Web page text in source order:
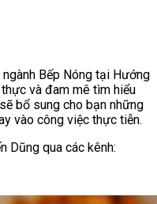
Bếp Nóng tại Hướng
và đam mê tìm hiểu
bổ sung cho bạn những
vào công việc thực tiễn.
Dũng qua các kênh: